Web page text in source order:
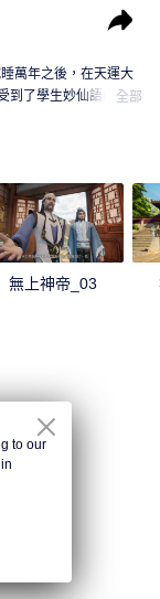
萬年之後，在天運大
到了學生妙仙語的刻意
不過是為了牧家和秦
應了這門親事。煉出
雲請教，而秦時雨一
雲陰差陽錯下喚醒了
魄。牧雲治好了秦夢
了牧雲的能力後，秦
師。而追求秦夢瑤不
煞一路尾隨，趁牧雲
全部
無上神帝_03
to our